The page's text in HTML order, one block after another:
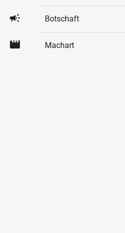
campaign Botschaft
movie Machart